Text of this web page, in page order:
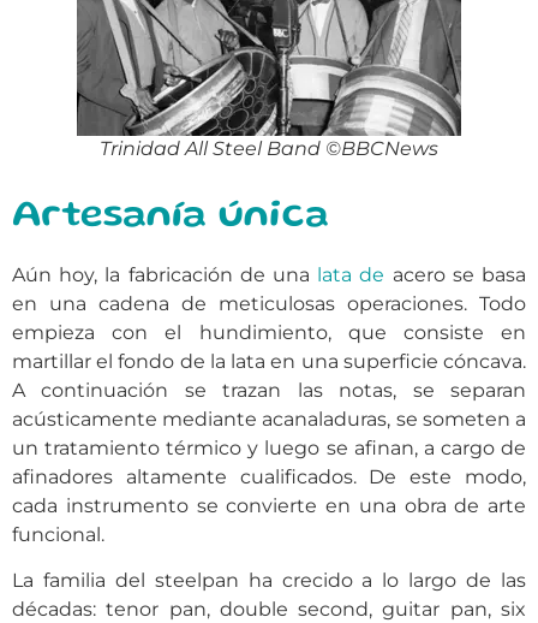
Trinidad All Steel Band ©BBCNews
Artesanía única
Aún hoy, la fabricación de una lata de acero se basa
en una cadena de meticulosas operaciones. Todo
empieza con el hundimiento, que consiste en
martillar el fondo de la lata en una superficie cóncava.
A continuación se trazan las notas, se separan
acústicamente mediante acanaladuras, se someten a
un tratamiento térmico y luego se afinan, a cargo de
afinadores altamente cualificados. De este modo,
cada instrumento se convierte en una obra de arte
funcional.
La familia del steelpan ha crecido a lo largo de las
décadas: tenor pan, double second, guitar pan, six